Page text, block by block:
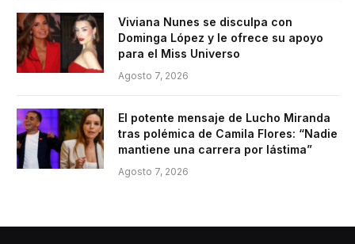
Viviana Nunes se disculpa con
Dominga López y le ofrece su apoyo
para el Miss Universo
Agosto 7, 2026
El potente mensaje de Lucho Miranda
tras polémica de Camila Flores: “Nadie
mantiene una carrera por lástima”
Agosto 7, 2026